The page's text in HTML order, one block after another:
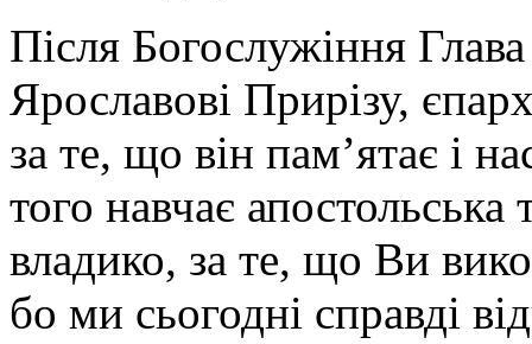
Після Богослужіння
Ярославові Прирізу,
за те, що він пам’ятає і
того навчає
владико, за те, що Ви
бо ми сьогодні справді